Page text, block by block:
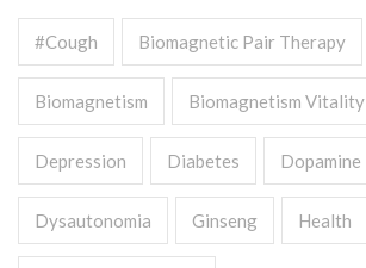
#cough Biomagnetic Pair Therapy
Biomagnetism Biomagnetism Vitality
Depression Diabetes Dopamine
Dysautonomia Ginseng Health